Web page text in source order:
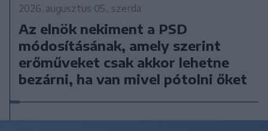
2026. augusztus 05., szerda
Az elnök nekiment a PSD
módosításának, amely szerint
erőműveket csak akkor lehetne
bezárni, ha van mivel pótolni őket